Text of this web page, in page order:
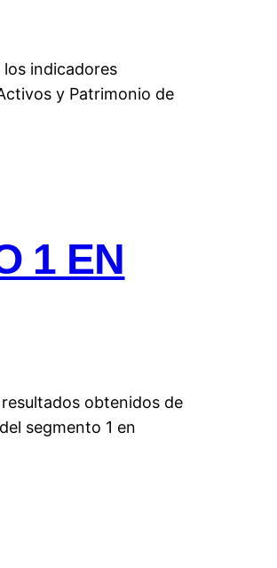
indicadores
y Patrimonio de
1 EN
obtenidos de
segmento 1 en